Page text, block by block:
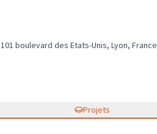
101 boulevard des Etats-Unis, Lyon, France
Projets